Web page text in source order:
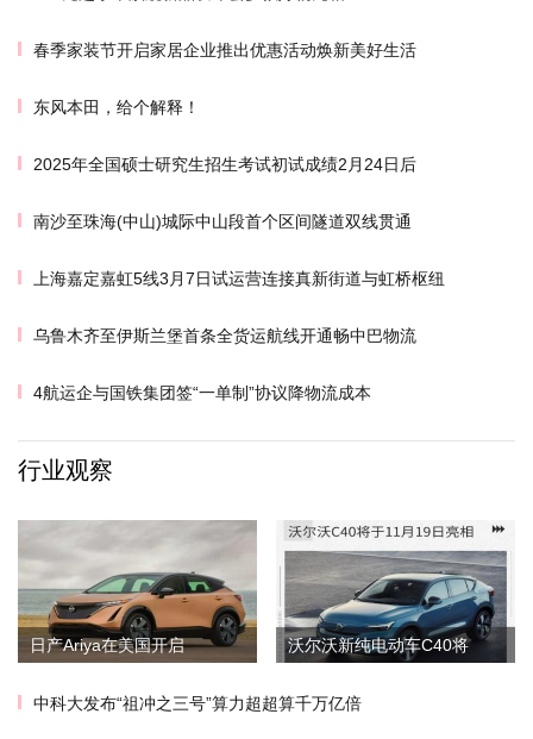
春季家装节开启家居企业推出优惠活动焕新美好生活
东风本田，给个解释！
2025年全国硕士研究生招生考试初试成绩2月24日后
南沙至珠海(中山)城际中山段首个区间隧道双线贯通
上海嘉定嘉虹5线3月7日试运营连接真新街道与虹桥枢纽
乌鲁木齐至伊斯兰堡首条全货运航线开通畅中巴物流
4航运企与国铁集团签“一单制”协议降物流成本
行业观察
日产Ariya在美国开启 沃尔沃新纯电动车C40将
中科大发布“祖冲之三号”算力超超算千万亿倍